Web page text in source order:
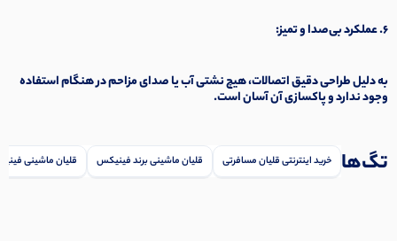
۶. عملکرد بی‌صدا و تمیز:
به دلیل طراحی دقیق اتصالات، هیچ نشتی آب یا صدای مزاحم در هنگام استفاده
وجود ندارد و پاکسازی آن آسان است.
تگ‌ها خرید اینترنتی قلیان مسافرتی قلیان ماشینی برند فینیکس قلیان ماشینی